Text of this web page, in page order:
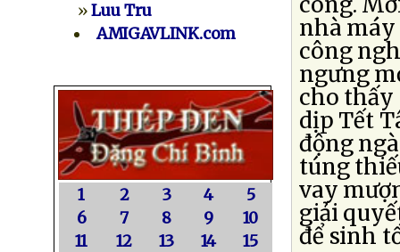
»Luu Tru
AMIGAVLINK.com
1 2 3 4
5
6
7 8 9
10
11
12 13 14
15
nhà máy
công
ngưng
cho thấy
dịp Tết
động
túng
vay
giải
để sinh